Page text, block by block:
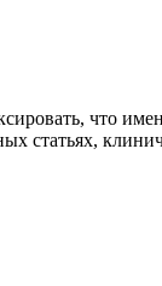
что
статьях,